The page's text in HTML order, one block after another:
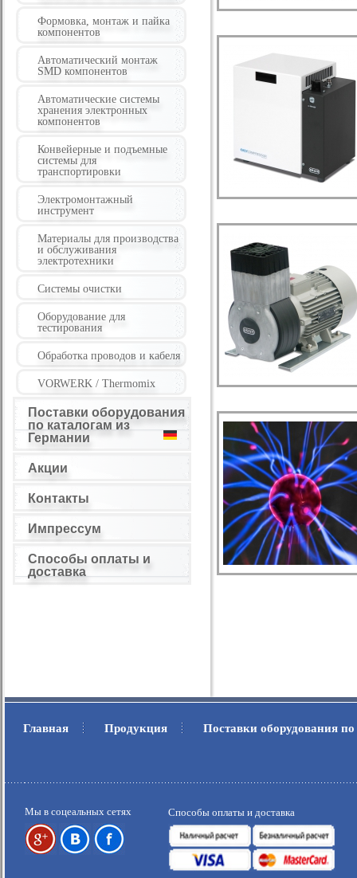
Формовка, монтаж и пайка
компонентов
Автоматический монтаж
SMD компонентов
Автоматические системы
хранения электронных
компонентов
Конвейерные и подъемные
системы для
транспортировки
Электромонтажный
инструмент
Материалы для производства
и обслуживания
электротехники
Системы очистки
Оборудование для
тестирования
Обработка проводов и кабеля
VORWERK / Thermomix
Поставки оборудования
по каталогам из
Германии
Акции
Контакты
Импрессум
Способы оплаты и
доставка
Главная . Продукция . Поставки оборудования
Мы в соцеальных сетях Способы оплаты и доставка